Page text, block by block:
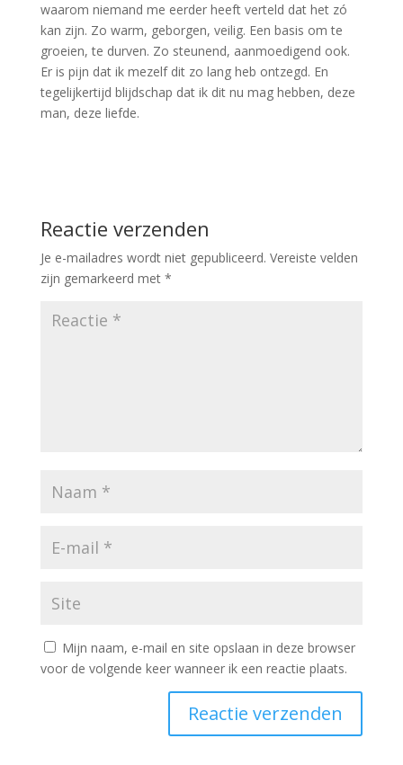
waarom niemand me eerder heeft verteld dat het zó
kan zijn. Zo warm, geborgen, veilig. Een basis om te
groeien, te durven. Zo steunend, aanmoedigend ook.
Er is pijn dat ik mezelf dit zo lang heb ontzegd. En
tegelijkertijd blijdschap dat ik dit nu mag hebben, deze
man, deze liefde.
Reactie verzenden
Je e-mailadres wordt niet gepubliceerd. Vereiste velden
zijn gemarkeerd met *
Mijn naam, e-mail en site opslaan in deze browser
voor de volgende keer wanneer ik een reactie plaats.